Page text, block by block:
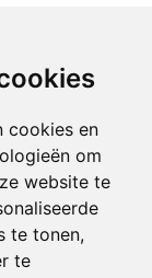
cookies en
om
website te
te tonen,
te